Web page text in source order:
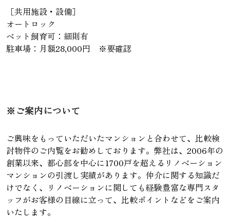
［共用施設・設備］
オートロック
ペット飼育可：細則有
駐車場：月額28,000円 ※要確認
※ご案内について
ご興味をもっていただいたマンションと合わせて、比較検
討物件のご内覧をお勧めしております。弊社は、2006年の
創業以来、都心部を中心に1700戸を超えるリノベーション
マンションの引渡し実績があります。仲介に関する知識だ
けでなく、リノベーションに関しても経験豊富な専門スタ
ッフがお客様の目線に立って、比較ポイントなどをご案内
いたします。